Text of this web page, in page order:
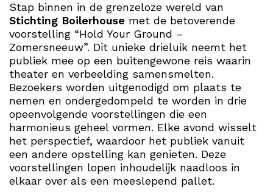
Stap binnen in de grenzeloze wereld van
Stichting Boilerhouse met de betoverende
voorstelling “Hold Your Ground –
Zomersneeuw”. Dit unieke drieluik neemt het
publiek mee op een buitengewone reis waarin
theater en verbeelding samensmelten.
Bezoekers worden uitgenodigd om plaats te
nemen en ondergedompeld te worden in drie
opeenvolgende voorstellingen die een
harmonieus geheel vormen. Elke avond wisselt
het perspectief, waardoor het publiek vanuit
een andere opstelling kan genieten. Deze
voorstellingen lopen inhoudelijk naadloos in
elkaar over als een meeslepend pallet.